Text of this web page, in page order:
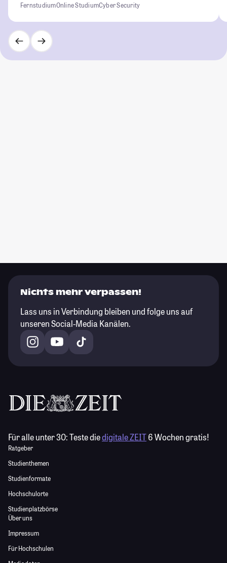
FernstudiumOnline StudiumCyber Security
Nichts mehr verpassen!
Lass uns in Verbindung bleiben und folge uns auf
unseren Social-Media Kanälen.
Für alle unter 30:Teste diedigitale ZEIT6 Wochen gratis!
Ratgeber
Studienthemen
Studienformate
Hochschulorte
Studienplatzbörse
Über uns
Impressum
Für Hochschulen